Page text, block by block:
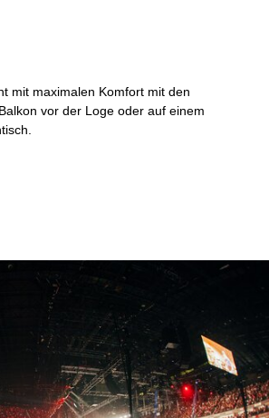
mit maximalen Komfort mit den
vor der Loge oder auf einem